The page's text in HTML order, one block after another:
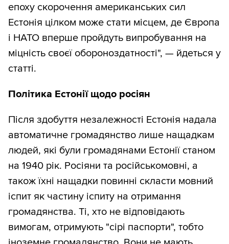
епоху скорочення американських сил
Естонія цілком може стати місцем, де Європа
і НАТО вперше пройдуть випробування на
міцність своєї обороноздатності", — йдеться у
статті.
Політика Естонії щодо росіян
Після здобуття незалежності Естонія надала
автоматичне громадянство лише нащадкам
людей, які були громадянами Естонії станом
на 1940 рік. Росіяни та російськомовні, а
також їхні нащадки повинні скласти мовний
іспит як частину іспиту на отримання
громадянства. Ті, хто не відповідають
вимогам, отримують "сірі паспорти", тобто